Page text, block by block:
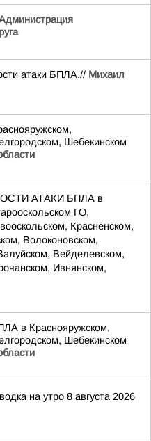
атаки БПЛА.// Михаил
Шебекинском
АТАКИ БПЛА в
ГО,
Красненском,
Волоконовском,
Вейделевском,
Ивнянском,
в Краснояружском,
Шебекинском
на утро 8 августа 2026